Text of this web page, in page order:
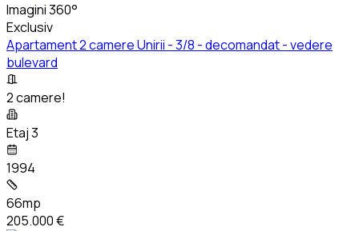
Imagini 360°
Exclusiv
Apartament 2 camere Unirii - 3/8 - decomandat - vedere
bulevard
2 camere!
Etaj 3
1994
66mp
205.000 €